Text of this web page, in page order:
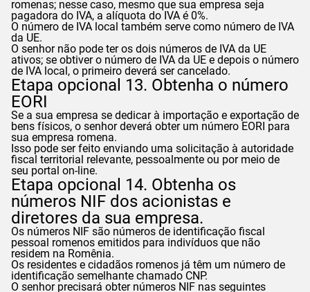
romenas; nesse caso, mesmo que sua empresa seja
pagadora do IVA, a alíquota do IVA é 0%.
O número de IVA local também serve como número de IVA
da UE.
O senhor não pode ter os dois números de IVA da UE
ativos; se obtiver o número de IVA da UE e depois o número
de IVA local, o primeiro deverá ser cancelado.
Etapa opcional 13. Obtenha o número
EORI
Se a sua empresa se dedicar à importação e exportação de
bens físicos, o senhor deverá obter um número EORI para
sua empresa romena.
Isso pode ser feito enviando uma solicitação à autoridade
fiscal territorial relevante, pessoalmente ou por meio de
seu portal on-line.
Etapa opcional 14. Obtenha os
números NIF dos acionistas e
diretores da sua empresa.
Os números NIF são números de identificação fiscal
pessoal romenos emitidos para indivíduos que não
residem na Romênia.
Os residentes e cidadãos romenos já têm um número de
identificação semelhante chamado CNP.
O senhor precisará obter números NIF nas seguintes